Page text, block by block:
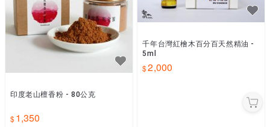
印度老山檀香粉 - 80公克
1,350
千年台灣紅檜木百分百天然精油 -
5ml
2,000